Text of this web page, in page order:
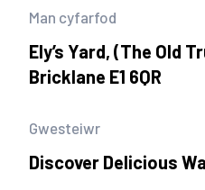
Man cyfarfod
Ely’s Yard, (The Old
Bricklane E1 6QR
Gwesteiwr
Discover Delicious